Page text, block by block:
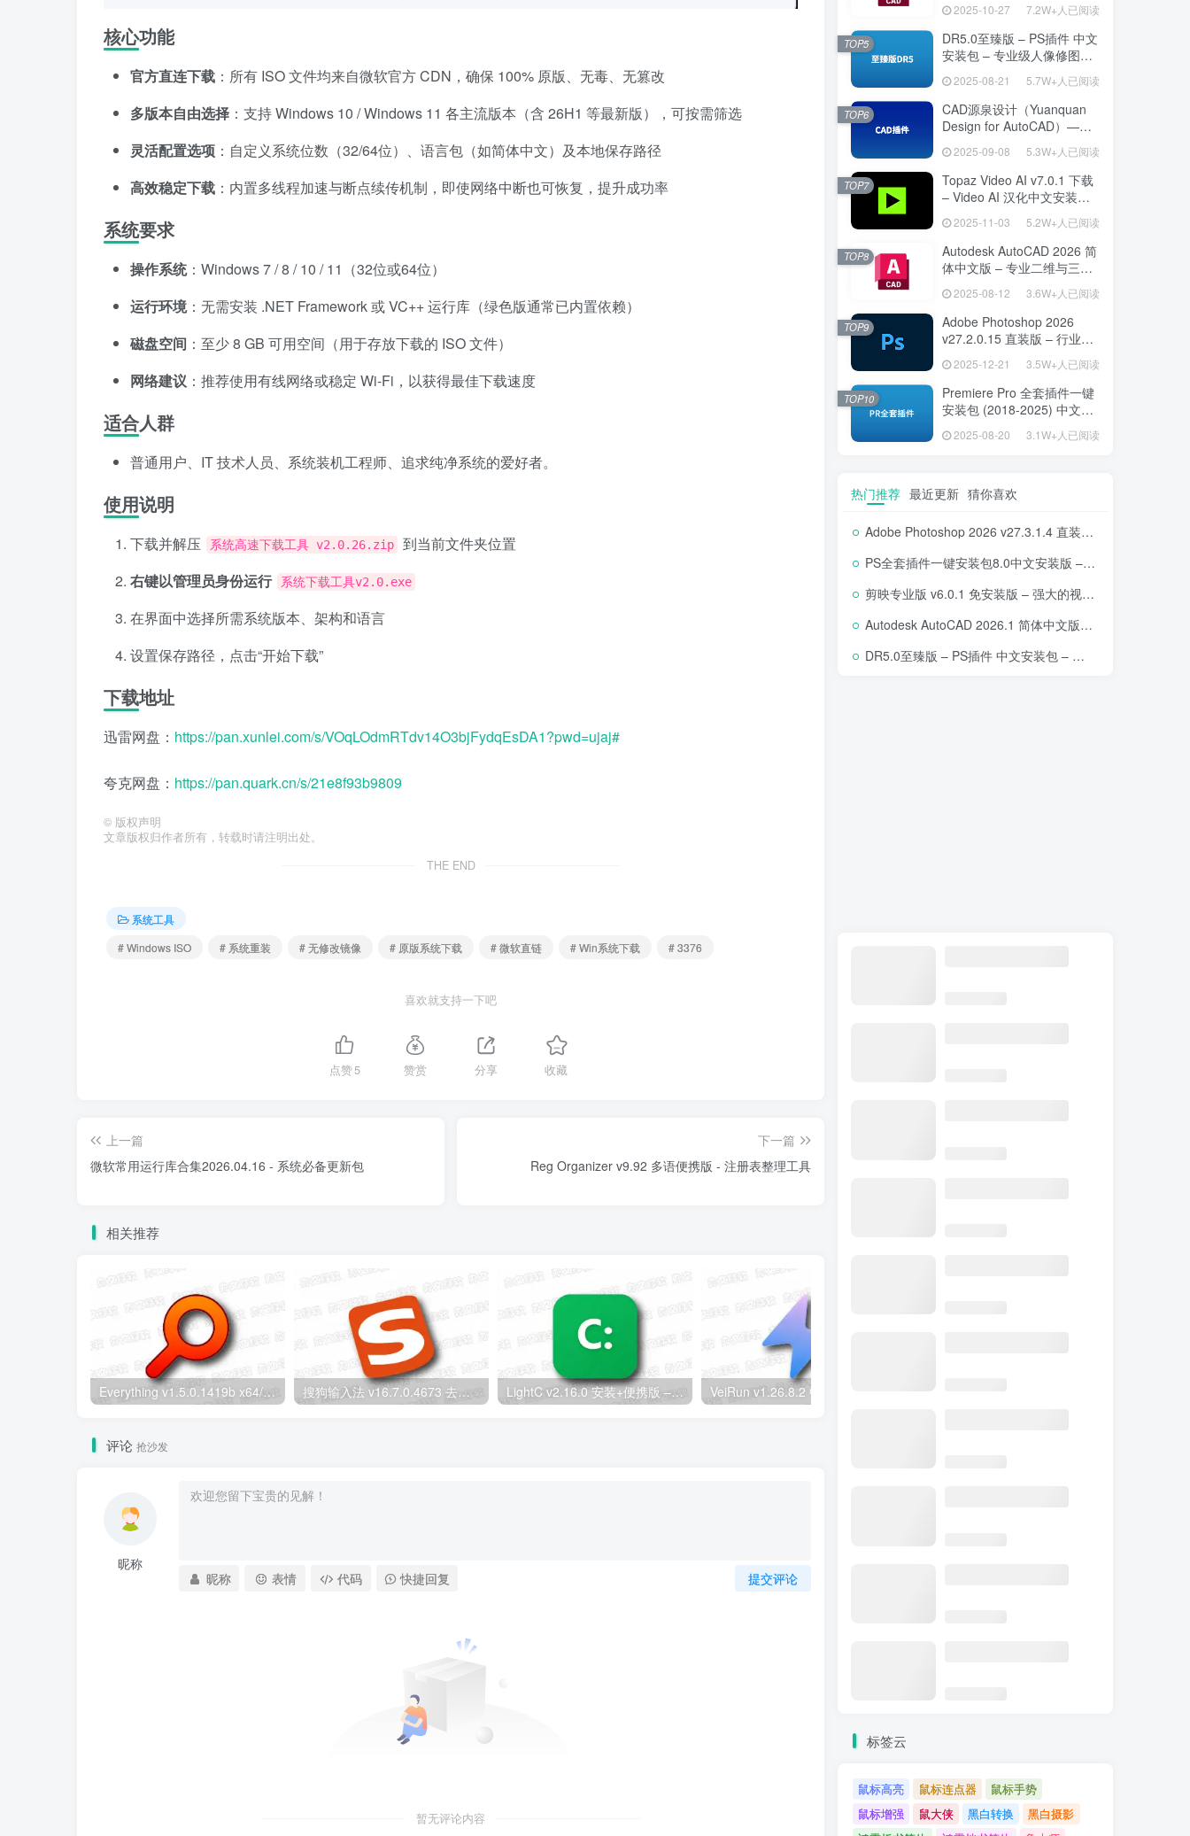
核心功能
官方直连下载 ：所有 ISO 文件均来自微软官方 CDN，确保 100% 原版、无毒、无篡改
多版本自由选择 ：支持 Windows 10 / Windows 11 各主流版本（含 26H1 等最新版），可按需筛选
灵活配置选项 ：自定义系统位数（32/64位）、语言包（如简体中文）及本地保存路径
高效稳定下载 ：内置多线程加速与断点续传机制，即使网络中断也可恢复，提升成功率
系统要求
操作系统：Windows 7 / 8 / 10 / 11（32位或64位）
运行环境：无需安装 .NET Framework 或 VC++ 运行库（绿色版通常已内置依赖）
磁盘空间 ：至少 8 GB 可用空间（用于存放下载的 ISO 文件）
网络建议 ：推荐使用有线网络或稳定 Wi-Fi，以获得最佳下载速度
适合人群
普通用户、IT 技术人员、系统装机工程师、追求纯净系统的爱好者。
使用说明
下载并解压 系统高速下载工具 v2.0.26.zip
到当前文件夹位置
右键以管理员身份运行
系统下载工具v2.0.exe
在界面中选择所需系统版本、架构和语言
设置保存路径，点击“开始下载”
下载地址
迅雷网盘： https://pan.xunlei.com/s/VOqLOdmRTdv14O3bjFydqEsDA1?pwd=ujaj#
夸克网盘： https://pan.quark.cn/s/21e8f93b9809
© 版权声明
文章版权归作者所有，转载时请注明出处。
THE END
系统工具
# Windows ISO
# 系统重装 # 无修改镜像 # 原版系统下载 # 微软直链 # Win系统下载 # 3376
喜欢就支持一下吧
点赞5 赞赏 分享 收藏
上一篇
微软常用运行库合集2026.04.16 - 系统必备更新包
下一篇
Reg Organizer v9.92 多语便携版 - 注册表整理工具
相关推荐
Everything v1.5.0.1419b x64/x86 便携版 – 极速本地文件搜索工具 搜狗输入法 v16.7.0.4673 去广告精简优化版 – 高效纯净中文输入工具 LightC v2.16.0 安装+便携版 – C盘清理工具
评论 抢沙发
昵称
提交评论
昵称 表情 代码 快捷回复
暂无评论内容
2025-10-27 7.2W+人已阅读
DR5.0至臻版 – PS插件 中文
安装包 – 专业级人像修图工
2025-08-21 5.7W+人已阅读
TOP5
CAD源泉设计（Yuanquan
Design for AutoCAD）——
高效绘图利器
2025-09-08 5.3W+人已阅读
TOP6
Topaz Video AI v7.0.1 下载
– Video AI 汉化中文安装版
2025-11-03 5.2W+人已阅读
TOP7
Autodesk AutoCAD 2026 简
体中文版 – 专业二维与三维
2025-08-12 3.6W+人已阅读
TOP8
Adobe Photoshop 2026
v27.2.0.15 直装版 – 行业标
2025-12-21 3.5W+人已阅读
TOP9
Premiere Pro 全套插件一键
安装包 (2018-2025) 中文安
率的专业工具
2025-08-20 3.1W+人已阅读
TOP10
热门推荐 最近更新 猜你喜欢
Adobe Photoshop 2026 v27.3.1.4 直装版下载 – 专业图像编辑软件
PS全套插件一键安装包8.0中文安装版 – 支持2018-2025 – 提升设计效率
剪映专业版 v6.0.1 免安装版 – 强大的视频编辑工具
Autodesk AutoCAD 2026.1 简体中文版 – 专业计算机辅助设计软件
DR5.0至臻版 – PS插件 中文安装包 – 专业级人像修图工具
标签云
鼠标高亮 鼠标连点器
鼠标手势
鼠标增强
鼠大侠 黑白转换
黑白摄影